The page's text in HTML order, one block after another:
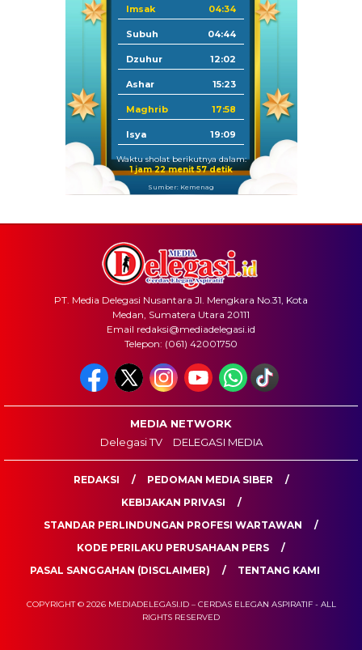
Imsak 04:34
Subuh 04:44
Dzuhur 12:02
Ashar 15:23
Maghrib 17:58
Isya 19:09
Waktu sholat berikutnya dalam:
1 jam 22 menit 57 detik
Sumber: Kemenag
PT. Media Delegasi Nusantara Jl. Mengkara No.31, Kota
Medan, Sumatera Utara 20111
Email redaksi@mediadelegasi.id
Telepon: (061) 42001750
MEDIA NETWORK
Delegasi TV
DELEGASI MEDIA
REDAKSI
PEDOMAN MEDIA SIBER
KEBIJAKAN PRIVASI
STANDAR PERLINDUNGAN PROFESI WARTAWAN
KODE PERILAKU PERUSAHAAN PERS
PASAL SANGGAHAN (DISCLAIMER)
TENTANG KAMI
COPYRIGHT © 2026 MEDIADELEGASI.ID – CERDAS ELEGAN ASPIRATIF - ALL
RIGHTS RESERVED